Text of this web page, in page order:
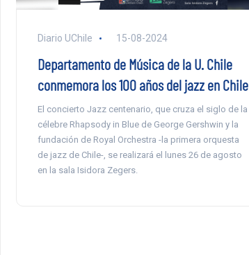
Diario UChile 15-08-2024
Departamento de Música de la U. Chile
conmemora los 100 años del jazz en Chile
El concierto Jazz centenario, que cruza el siglo de la
célebre Rhapsody in Blue de George Gershwin y la
fundación de Royal Orchestra -la primera orquesta
de jazz de Chile-, se realizará el lunes 26 de agosto
en la sala Isidora Zegers.